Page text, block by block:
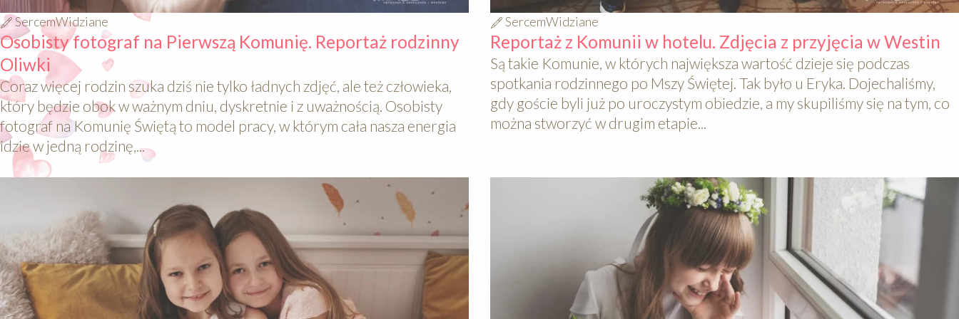
SercemWidziane
Osobisty fotograf na Pierwszą Komunię. Reportaż rodzinny
Oliwki
Coraz więcej rodzin szuka dziś nie tylko ładnych zdjęć, ale też człowieka,
który będzie obok w ważnym dniu, dyskretnie i z uważnością. Osobisty
fotograf na Komunię Świętą to model pracy, w którym cała nasza energia
idzie w jedną rodzinę,...
SercemWidziane
Reportaż z Komunii w hotelu. Zdjęcia z przyjęcia w Westin
Są takie Komunie, w których największa wartość dzieje się podczas
spotkania rodzinnego po Mszy Świętej. Tak było u Eryka. Dojechaliśmy,
gdy goście byli już po uroczystym obiedzie, a my skupiliśmy się na tym, co
można stworzyć w drugim etapie...